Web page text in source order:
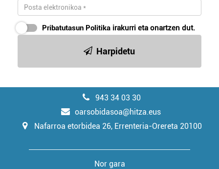
Pribatutasun Politika irakurri eta onartzen dut.
Harpidetu
943 34 03 30
oarsobidasoa@hitza.eus
Nafarroa etorbidea 26, Errenteria-Orereta 20100
Nor gara